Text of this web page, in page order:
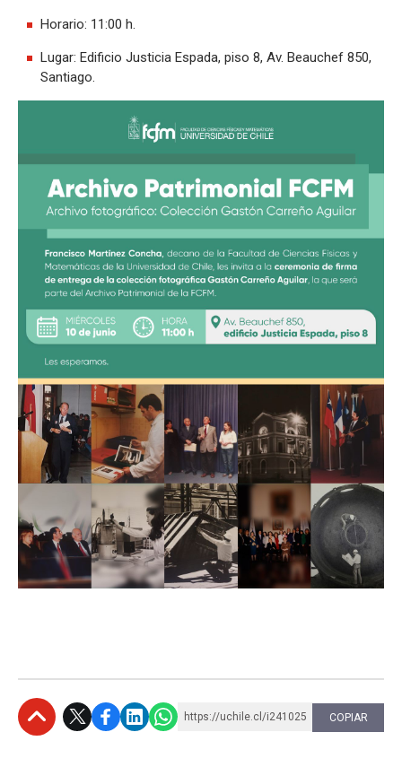
Horario: 11:00 h.
Lugar: Edificio Justicia Espada, piso 8, Av. Beauchef 850,
Santiago.
https://uchile.cl/i241025 COPIAR